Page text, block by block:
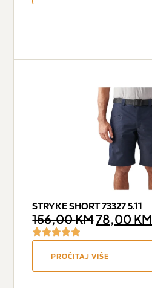
STRYKE SHORT 73327 5.11
156,00KM78,00 KM
PROČITAJ VIŠE